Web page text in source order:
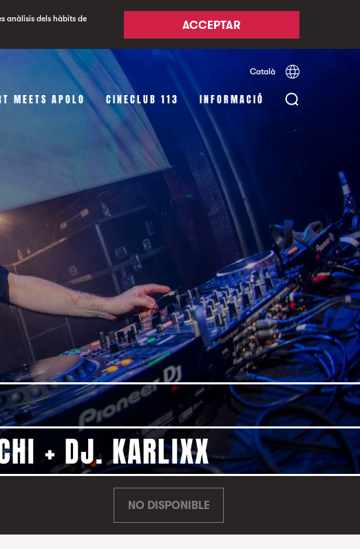
anàlisis dels hàbits de
ACCEPTAR
Català Español
MEETS APOLO CINECLUB 113 INFORMACIÓ
+ DJ. KARLIXX
NO DISPONIBLE